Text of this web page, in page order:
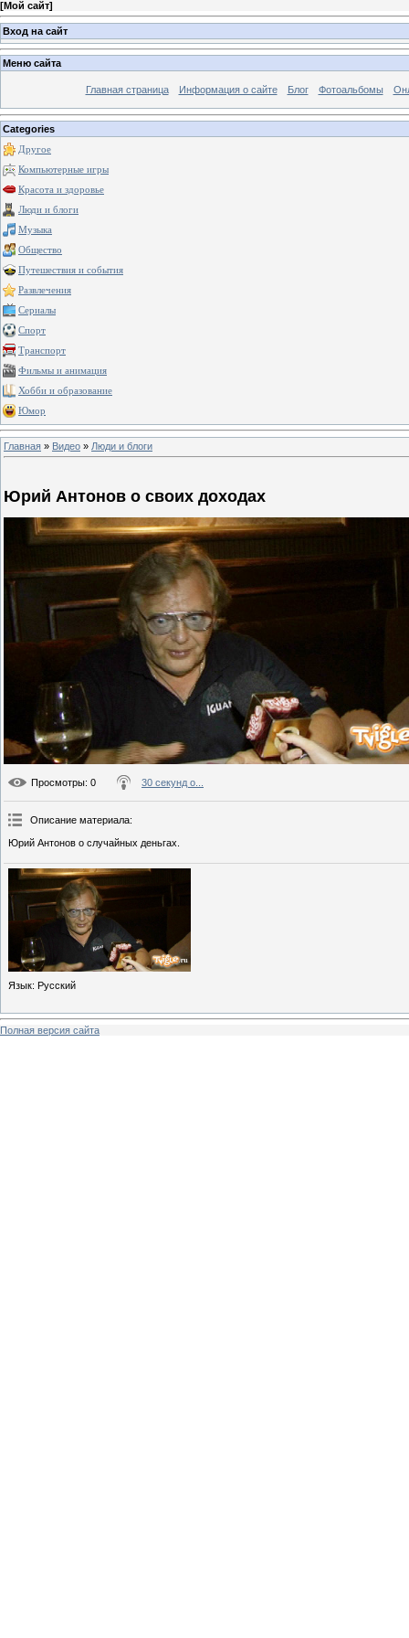
[Мой сайт]
Вход на сайт
Меню сайта
Главная страница Информация о сайте Блог Фотоальбомы
Categories
Другое
Компьютерные игры
Красота и здоровье
Люди и блоги
Музыка
Общество
Путешествия и события
Развлечения
Сериалы
Спорт
Транспорт
Фильмы и анимация
Хобби и образование
Юмор
Главная » Видео » Люди и блоги
Юрий Антонов о своих доходах
Просмотры: 0 30 секунд о...
Описание материала:
Юрий Антонов о случайных деньгах.
Язык: Русский
Полная версия сайта